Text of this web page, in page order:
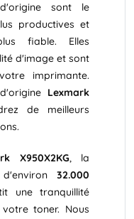
sont le
productives et
fiable. Elles
d'image et sont
imprimante.
Lexmark
de meilleurs
X950X2KG, la
32.000
une tranquillité
toner. Nous